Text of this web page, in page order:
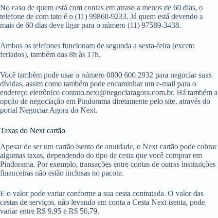
No caso de quem está com contas em atraso a menos de 60 dias, o
telefone de com tato é o (11) 99860-9233. Já quem está devendo a
mais de 60 dias deve ligar para o número (11) 97589-3438.
Ambos os telefones funcionam de segunda a sexta-feira (exceto
feriados), também das 8h às 17h.
Você também pode usar o número 0800 600 2932 para negociar suas
dívidas, assim como também pode encaminhar um e-mail para o
endereço eletrônico contato.next@negociaragora.com.br. Há também a
opção de negociação em Pindorama diretamente pelo site, através do
portal Negociar Agora do Next.
Taxas do Next cartão
Apesar de ser um cartão isento de anuidade, o Next cartão pode cobrar
algumas taxas, dependendo do tipo de cesta que você comprar em
Pindorama. Por exemplo, transações entre contas de outras instituições
financeiras não estão inclusas no pacote.
E o valor pode variar conforme a sua cesta contratada. O valor das
cestas de serviços, não levando em conta a Cesta Next isenta, pode
variar entre R$ 9,95 e R$ 50,79.